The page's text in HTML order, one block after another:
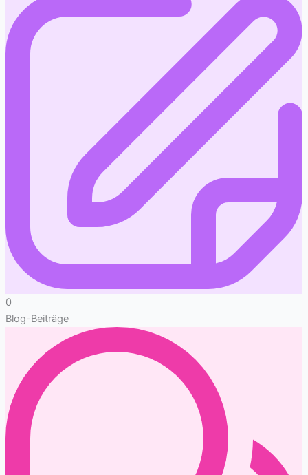
0
Blog-Beiträge